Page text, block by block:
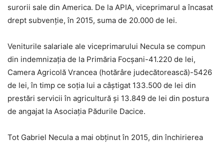
surorii sale din America. De la APIA, viceprimarul a încasat
drept subvenţie, în 2015, suma de 20.000 de lei.
Veniturile salariale ale viceprimarului Necula se compun
din indemnizaţia de la Primăria Focşani-41.220 de lei,
Camera Agricolă Vrancea (hotărâre judecătorească)-5426
de lei, în timp ce soţia lui a câştigat 133.500 de lei din
prestări servicii în agricultură şi 13.849 de lei din postura
de angajat la Asociaţia Pădurile Dacice.
Tot Gabriel Necula a mai obţinut în 2015, din închirierea